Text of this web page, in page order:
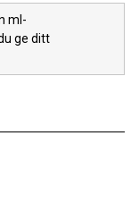
ml-
ge ditt